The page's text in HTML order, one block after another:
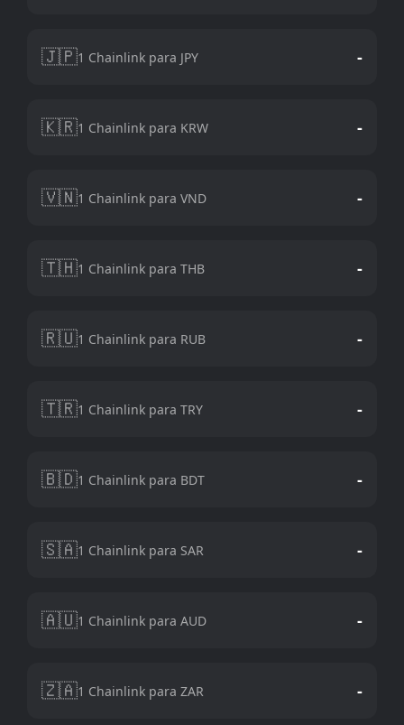
🇯🇵1 Chainlink para JPY -
🇰🇷1 Chainlink para KRW -
🇻🇳1 Chainlink para VND -
🇹🇭1 Chainlink para THB -
🇷🇺1 Chainlink para RUB -
🇹🇷1 Chainlink para TRY -
🇧🇩1 Chainlink para BDT -
🇸🇦1 Chainlink para SAR -
🇦🇺1 Chainlink para AUD -
🇿🇦1 Chainlink para ZAR -